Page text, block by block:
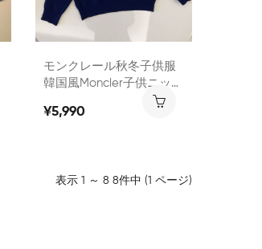
モンクレール秋冬子供服
韓国風moncler子供ニット
トップス キッズ セーター
男の子用 ユニセックス 韓
韓国子供服
¥5,990
表示 1 ～ 8 8件中 (1 ページ)